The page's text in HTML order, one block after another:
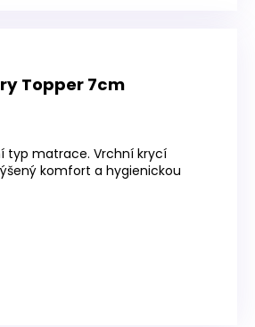
Topper 7cm
typ matrace. Vrchní krycí
komfort a hygienickou